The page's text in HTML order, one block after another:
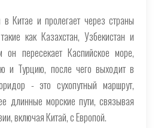
в Китае и пролегает через страны
как Казахстан, Узбекистан и
он пересекает Каспийское море,
и Турцию, после чего выходит в
- это сухопутный маршрут,
длинные морские пути, связывая
включая Китай, с Европой.